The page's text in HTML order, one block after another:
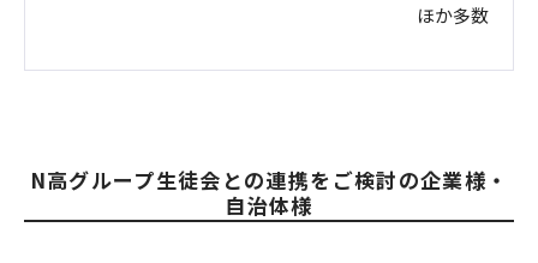
ほか多数
N高グループ生徒会との連携をご検討の企業様・
自治体様